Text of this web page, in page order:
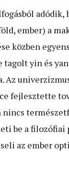
adódik,
ember) a
közben
yin és
Az
fejlesztette
be a
az ember